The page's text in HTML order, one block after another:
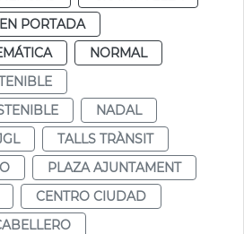
EN PORTADA
NORMAL
NADAL
TALLS TRÀNSIT
PLAZA AJUNTAMENT
CENTRO CIUDAD